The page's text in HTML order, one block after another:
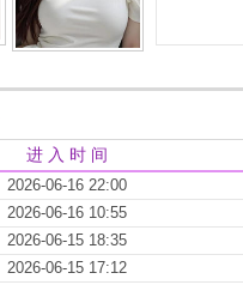
进 入 时 间
2026-06-16 22:00
2026-06-16 10:55
2026-06-15 18:35
2026-06-15 17:12